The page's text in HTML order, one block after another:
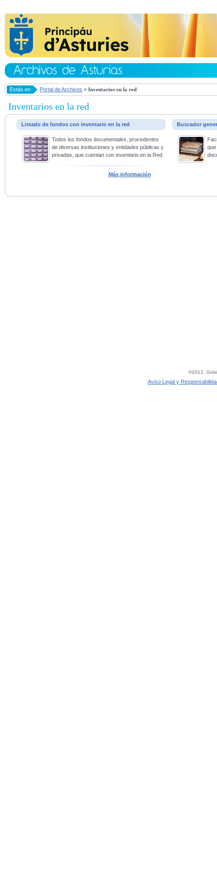
Estás en Portal de Archivos » Inventarios en la red
Inventarios en la red
Listado de fondos con inventario en la red
Todos los fondos documentales, procedentes
de diversas instituciones y entidades públicas y
privadas, que cuentan con inventario en la Red.
Más información
Buscador
©2012,
Aviso Legal y